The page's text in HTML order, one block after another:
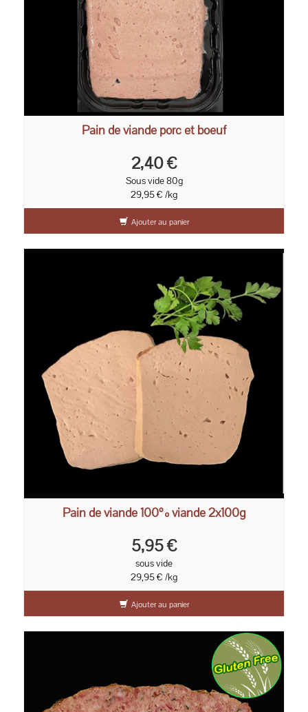
Pain de viande porc et boeuf
2,40 €
Sous vide 80g
29,95 € /kg
Ajouter au panier
Pain de viande 100% viande 2x100g
5,95 €
sous vide
29,95 € /kg
Ajouter au panier